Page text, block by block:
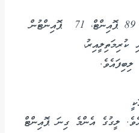
ބާސްކެޓް ބޯލް ކުލަބާއި ވާދަކޮށް 89 ޕޮއިންޓް، 71 ޕޮއިންޓުން
ލީގުގެ އެންމެ ގިނަ ޕޮއިންޓް